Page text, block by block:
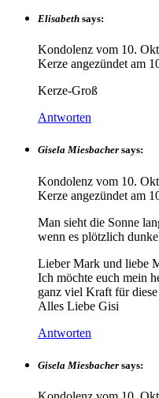
Elisabeth says:
Kondolenz vom 10.
Kerze angezündet am
Kerze-Groß
Antworten
Gisela Miesbacher says:
Kondolenz vom 10.
Kerze angezündet am
Man sieht die Sonne
wenn es plötzlich
Lieber Mark und liebe
Ich möchte euch mein
ganz viel Kraft für
Alles Liebe Gisi
Antworten
Gisela Miesbacher says: